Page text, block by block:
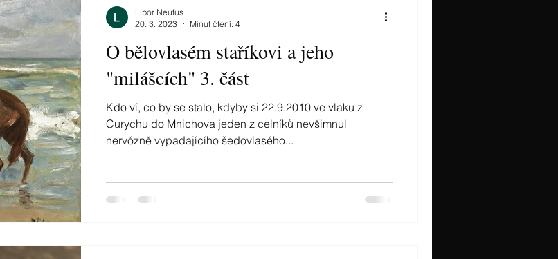
O bělovlasém staříkovi a jeho
"milášcích" 3. část
Kdo ví, co by se stalo, kdyby si 22.9.2010 ve vlaku z
Curychu do Mnichova jeden z celníků nevšimnul
nervózně vypadajícího šedovlasého...
Libor Neufus
20. 3. 2023
Minut čtení: 4